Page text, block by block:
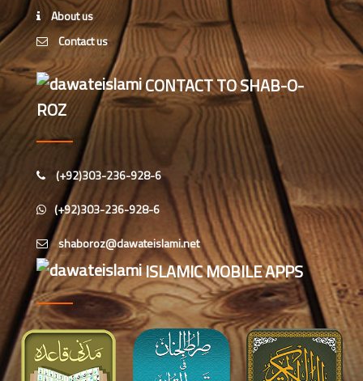
مدارس المدینہ کل وقتی(للبنین) کا
تعارف
شعبہ ماہنامہ خواتین کا مختصر تعارف
اسپیشل پرسنز ڈیپارٹمنٹ دعوت
چائنیز لینگوئج ڈیپارٹمنٹ
دارالمدینہ کاتعارف
اطراف پرواکابینہ میں مدنی مشوروں
کاانعقاد
About us
Contact us
CONTACT TO SHAB-O-
ROZ
(+92)303-236-928-6
(+92)303-236-928-6
ISLAMIC MOBILE APPS